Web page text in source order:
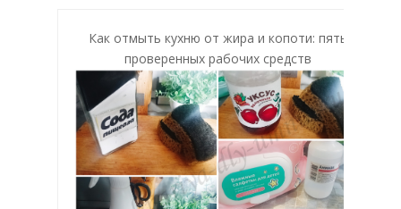
Как отмыть кухню от жира и копоти: пять
проверенных рабочих средств